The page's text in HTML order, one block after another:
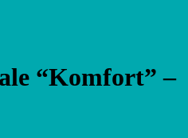
“Komfort” –